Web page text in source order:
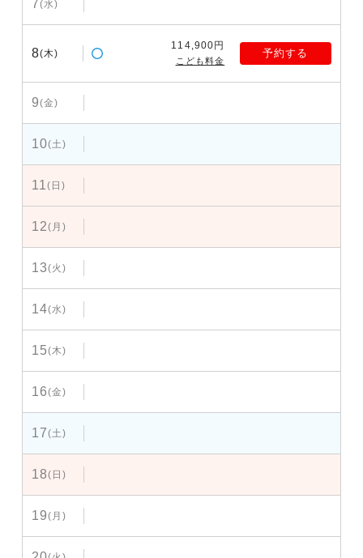
7(水)
8(木)
114,900円
こども料金
予約する
9(金)
10(土)
11(日)
12(月)
13(火)
14(水)
15(木)
16(金)
17(土)
18(日)
19(月)